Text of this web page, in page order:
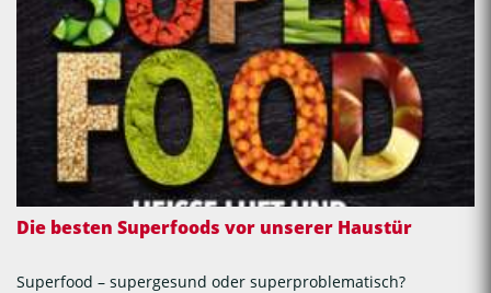
Die besten Superfoods vor unserer Haustür
Superfood – supergesund oder superproblematisch?